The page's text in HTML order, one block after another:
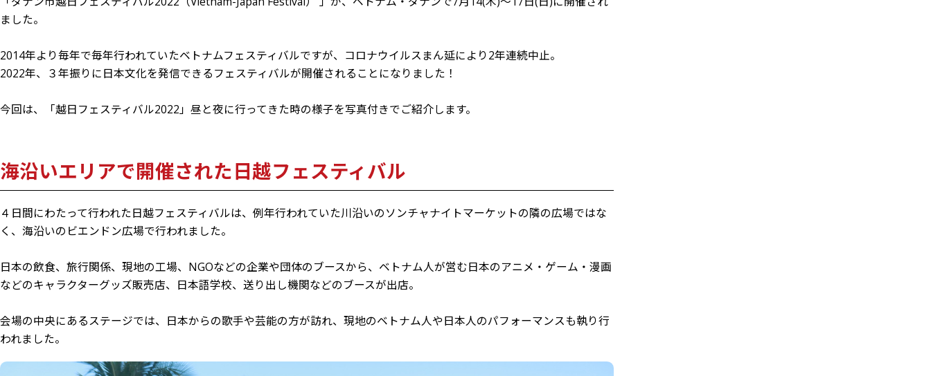
ました。
2014年より毎年で毎年行われていたベトナムフェスティバルですが、コロナウイルスまん延により2年連続中止。
2022年、３年振りに日本文化を発信できるフェスティバルが開催されることになりました！
今回は、「越日フェスティバル2022」昼と夜に行ってきた時の様子を写真付きでご紹介します。
海沿いエリアで開催された日越フェスティバル
４日間にわたって行われた日越フェスティバルは、例年行われていた川沿いのソンチャナイトマーケットの隣の広場ではな
く、海沿いのビエンドン広場で行われました。
日本の飲食、旅行関係、現地の工場、NGOなどの企業や団体のブースから、ベトナム人が営む日本のアニメ・ゲーム・漫画
などのキャラクターグッズ販売店、日本語学校、送り出し機関などのブースが出店。
会場の中央にあるステージでは、日本からの歌手や芸能の方が訪れ、現地のベトナム人や日本人のパフォーマンスも執り行
われました。